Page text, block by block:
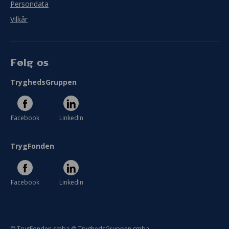
Persondata
Vilkår
Følg os
TryghedsGruppen
Facebook LinkedIn
TrygFonden
Facebook LinkedIn